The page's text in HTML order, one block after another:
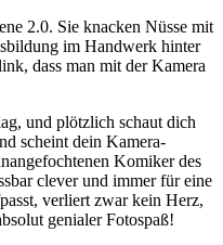
2.0. Sie knacken Nüsse mit
im Handwerk hinter
dass man mit der Kamera
und plötzlich schaut dich
scheint dein Kamera-
Komiker des
clever und immer für eine
verliert zwar kein Herz,
genialer Fotospaß!